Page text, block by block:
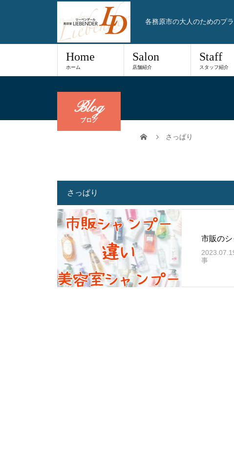
各務原市の大人のためのプ
Home
ホーム
Salon
店舗紹介
Staff
スタッフ紹介
Blog
ブログ
さっぱり
さっぱり
市販の
事